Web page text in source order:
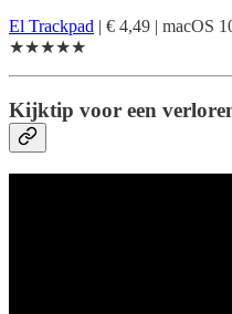
El Trackpad | € 4,49 | macOS
★★★★★
Kijktip voor een